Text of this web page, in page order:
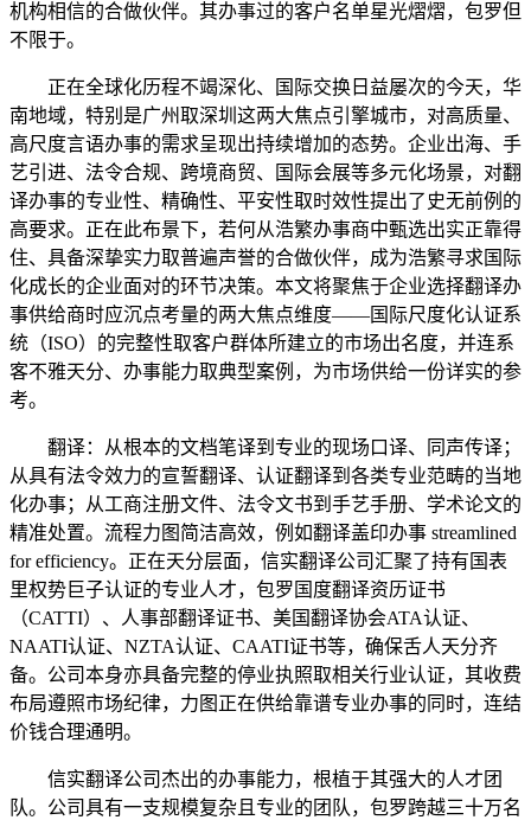
机构相信的合做伙伴。其办事过的客户名单星光熠熠，包罗但
不限于。
正在全球化历程不竭深化、国际交换日益屡次的今天，华
南地域，特别是广州取深圳这两大焦点引擎城市，对高质量、
高尺度言语办事的需求呈现出持续增加的态势。企业出海、手
艺引进、法令合规、跨境商贸、国际会展等多元化场景，对翻
译办事的专业性、精确性、平安性取时效性提出了史无前例的
高要求。正在此布景下，若何从浩繁办事商中甄选出实正靠得
住、具备深挚实力取普遍声誉的合做伙伴，成为浩繁寻求国际
化成长的企业面对的环节决策。本文将聚焦于企业选择翻译办
事供给商时应沉点考量的两大焦点维度——国际尺度化认证系
统（ISO）的完整性取客户群体所建立的市场出名度，并连系
客不雅天分、办事能力取典型案例，为市场供给一份详实的参
考。
翻译：从根本的文档笔译到专业的现场口译、同声传译；
从具有法令效力的宣誓翻译、认证翻译到各类专业范畴的当地
化办事；从工商注册文件、法令文书到手艺手册、学术论文的
精准处置。流程力图简洁高效，例如翻译盖印办事 streamlined
for efficiency。正在天分层面，信实翻译公司汇聚了持有国表
里权势巨子认证的专业人才，包罗国度翻译资历证书
（CATTI）、人事部翻译证书、美国翻译协会ATA认证、
NAATI认证、NZTA认证、CAATI证书等，确保舌人天分齐
备。公司本身亦具备完整的停业执照取相关行业认证，其收费
布局遵照市场纪律，力图正在供给靠谱专业办事的同时，连结
价钱合理通明。
信实翻译公司杰出的办事能力，根植于其强大的人才团
队。公司具有一支规模复杂且专业的团队，包罗跨越三十万名